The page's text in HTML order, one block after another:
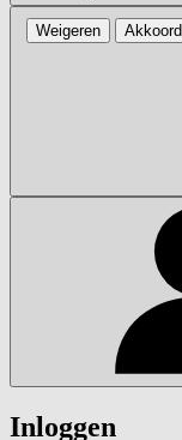
Inloggen
Weigeren Akkoord